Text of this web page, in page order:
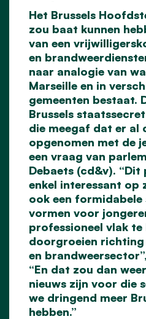
Het Brussels
zou baat kunnen
van een
en
naar analogie van
Marseille en in
gemeenten bestaat.
Brussels
die meegaf dat er al
opgenomen met de
een vraag van
Debaets (cd&v).
enkel interessant op
ook een
vormen voor
professioneel vlak te
doorgroeien richting
en
“En dat zou dan
nieuws zijn voor die
we dringend meer
hebben.”